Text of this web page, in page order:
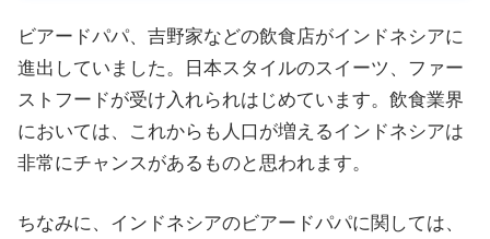
ビアードパパ、吉野家などの飲食店がインドネシアに
進出していました。日本スタイルのスイーツ、ファー
ストフードが受け入れられはじめています。飲食業界
においては、これからも人口が増えるインドネシアは
非常にチャンスがあるものと思われます。
ちなみに、インドネシアのビアードパパに関しては、